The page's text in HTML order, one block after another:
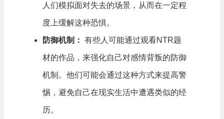
人们模拟面对失去的场景，从而在一定程
度上缓解这种恐惧。
防御机制： 有些人可能通过观看NTR题
材的作品，来强化自己对感情背叛的防御
机制。他们可能会通过这种方式来提高警
惕，避免自己在现实生活中遭遇类似的经
历。